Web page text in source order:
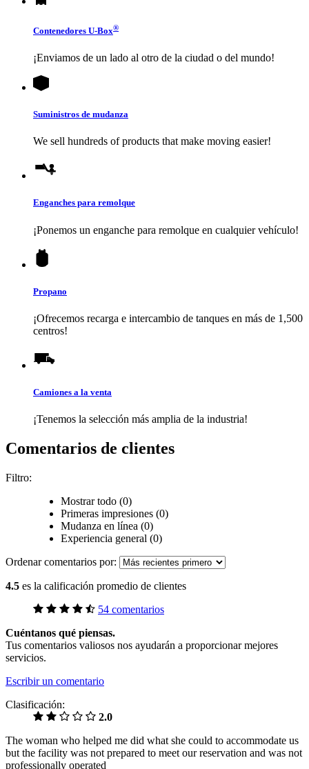
Contenedores U-Box®
¡Enviamos de un lado al otro de la ciudad o del mundo!
Suministros de mudanza
We sell hundreds of products that make moving easier!
Enganches para remolque
¡Ponemos un enganche para remolque en cualquier vehículo!
Propano
¡Ofrecemos recarga e intercambio de tanques en más de 1,500
centros!
Camiones a la venta
¡Tenemos la selección más amplia de la industria!
Comentarios de clientes
Filtro:
Mostrar todo (0)
Primeras impresiones (0)
Mudanza en línea (0)
Experiencia general (0)
Ordenar comentarios por:
4.5 es la calificación promedio de clientes
54 comentarios
Cuéntanos qué piensas.
Tus comentarios valiosos nos ayudarán a proporcionar mejores
servicios.
Escribir un comentario
Clasificación:
2.0
The woman who helped me did what she could to accommodate us
but the facility was not prepared to meet our reservation and was not
professionally operated